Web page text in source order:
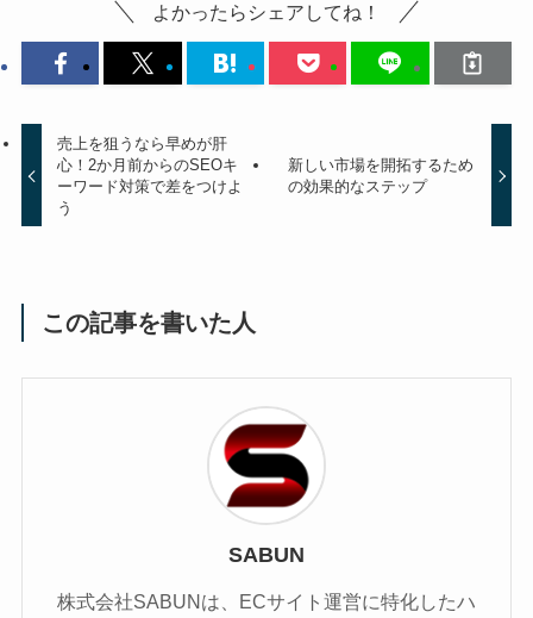
よかったらシェアしてね！
売上を狙うなら早めが肝
心！2か月前からのSEOキ
ーワード対策で差をつけよ
う
新しい市場を開拓するため
の効果的なステップ
この記事を書いた人
SABUN
株式会社SABUNは、ECサイト運営に特化したハ